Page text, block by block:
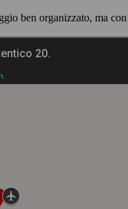
ben organizzato, ma